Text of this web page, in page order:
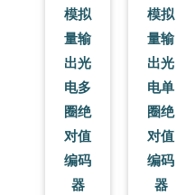
模拟
量输
出光
电多
圈绝
对值
编码
器
模拟
量输
出光
电单
圈绝
对值
编码
器